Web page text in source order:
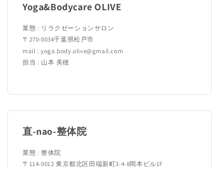
Yoga&Bodycare OLIVE
業態 : リラクゼーションサロン
〒270-0034千葉県松戸市
mail : yoga.body.olive@gmail.com
担当 : 山本 美穂
直-nao-整体院
業態 : 整体院
〒114-0012 東京都北区田端新町3-4-8岡本ビル1F